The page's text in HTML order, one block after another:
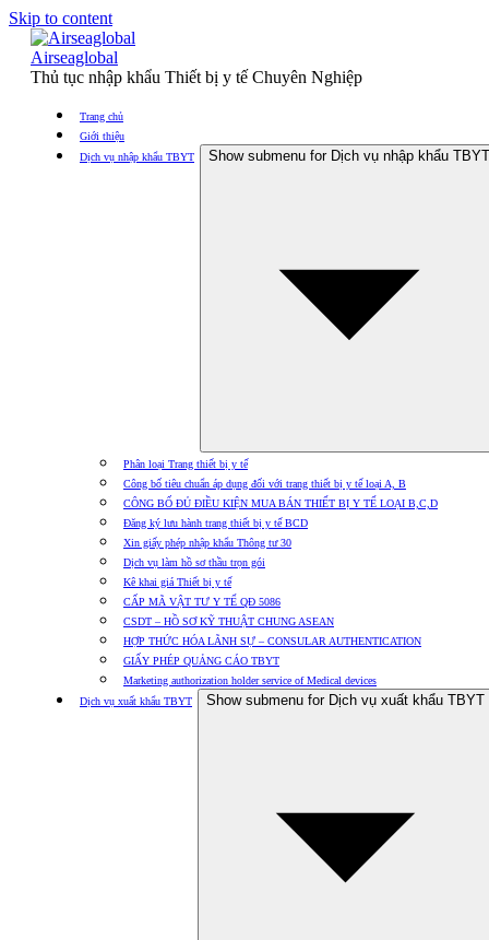
Skip to content
Airseaglobal
Thủ tục nhập khẩu Thiết bị y tế Chuyên Nghiệp
Trang chủ
Giới thiệu
Dịch vụ nhập khẩu TBYT
Show submenu for Dịch vụ nhập khẩu TBYT
Phân loại Trang thiết bị y tế
Công bố tiêu chuẩn áp dụng đối với trang thiết bị y tế loại A, B
CÔNG BỐ ĐỦ ĐIỀU KIỆN MUA BÁN THIẾT BỊ Y TẾ LOẠI B,C,D
Đăng ký lưu hành trang thiết bị y tế BCD
Xin giấy phép nhập khẩu Thông tư 30
Dịch vụ làm hồ sơ thầu trọn gói
Kê khai giá Thiết bị y tế
CẤP MÃ VẬT TƯ Y TẾ QĐ 5086
CSDT – HỒ SƠ KỸ THUẬT CHUNG ASEAN
HỢP THỨC HÓA LÃNH SỰ – CONSULAR AUTHENTICATION
GIẤY PHÉP QUẢNG CÁO TBYT
Marketing authorization holder service of Medical devices
Dịch vụ xuất khẩu TBYT
Show submenu for Dịch vụ xuất khẩu TBYT